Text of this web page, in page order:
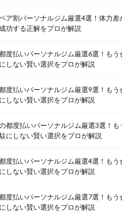
ア割パーソナルジム厳選4選！体力差
功する正解をプロが解説
度払いパーソナルジム厳選6選！もう
しない賢い選択をプロが解説
度払いパーソナルジム厳選9選！もう
しない賢い選択をプロが解説
都度払いパーソナルジム厳選3選！も
にしない賢い選択をプロが解説
度払いパーソナルジム厳選4選！もう
しない賢い選択をプロが解説
度払いパーソナルジム厳選7選！もう
しない賢い選択をプロが解説